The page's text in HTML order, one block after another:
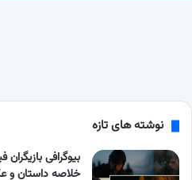
نوشته های تازه
خلاصه داستان